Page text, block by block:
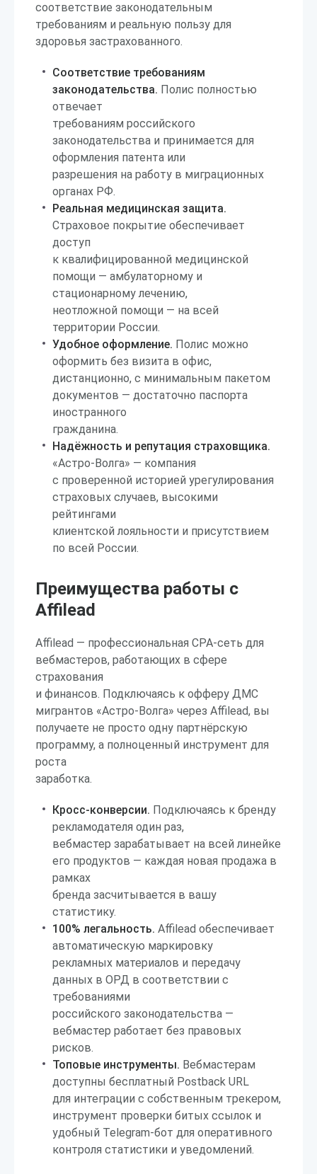
соответствие законодательным
требованиям и реальную пользу для
здоровья застрахованного.
Соответствие требованиям
законодательства. Полис полностью
отвечает
требованиям российского
законодательства и принимается для
оформления патента или
разрешения на работу в миграционных
органах РФ.
Реальная медицинская защита.
Страховое покрытие обеспечивает
доступ
к квалифицированной медицинской
помощи — амбулаторному и
стационарному лечению,
неотложной помощи — на всей
территории России.
Удобное оформление. Полис можно
оформить без визита в офис,
дистанционно, с минимальным пакетом
документов — достаточно паспорта
иностранного
гражданина.
Надёжность и репутация страховщика.
«Астро-Волга» — компания
с проверенной историей урегулирования
страховых случаев, высокими
рейтингами
клиентской лояльности и присутствием
по всей России.
Преимущества работы с
Affilead
Affilead — профессиональная CPA-сеть для
вебмастеров, работающих в сфере
страхования
и финансов. Подключаясь к офферу ДМС
мигрантов «Астро-Волга» через Affilead, вы
получаете не просто одну партнёрскую
программу, а полноценный инструмент для
роста
заработка.
Кросс-конверсии. Подключаясь к бренду
рекламодателя один раз,
вебмастер зарабатывает на всей линейке
его продуктов — каждая новая продажа в
рамках
бренда засчитывается в вашу
статистику.
100% легальность. Affilead обеспечивает
автоматическую маркировку
рекламных материалов и передачу
данных в ОРД в соответствии с
требованиями
российского законодательства —
вебмастер работает без правовых
рисков.
Топовые инструменты. Вебмастерам
доступны бесплатный Postback URL
для интеграции с собственным трекером,
инструмент проверки битых ссылок и
удобный Telegram-бот для оперативного
контроля статистики и уведомлений.